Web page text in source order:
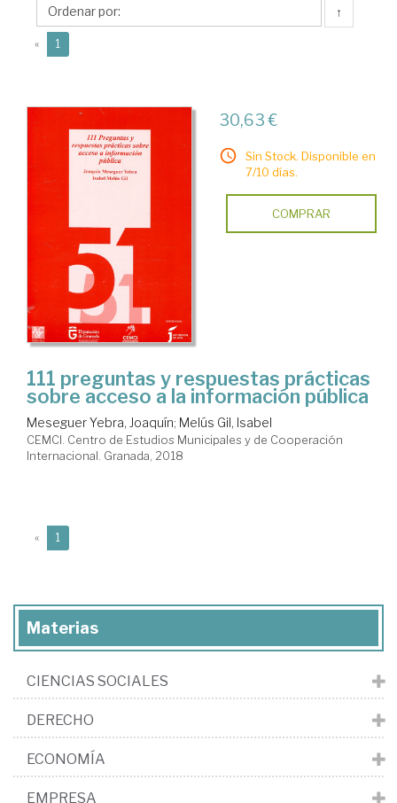
Isabel
↑
« 1
30,63 €
Sin Stock. Disponible en
7/10 días.
COMPRAR
111 preguntas y respuestas prácticas
sobre acceso a la información pública
Meseguer Yebra, Joaquín; Melús Gil, Isabel
CEMCI. Centro de Estudios Municipales y de Cooperación
Internacional. Granada, 2018
« 1
Materias
CIENCIAS SOCIALES
DERECHO
ECONOMÍA
EMPRESA